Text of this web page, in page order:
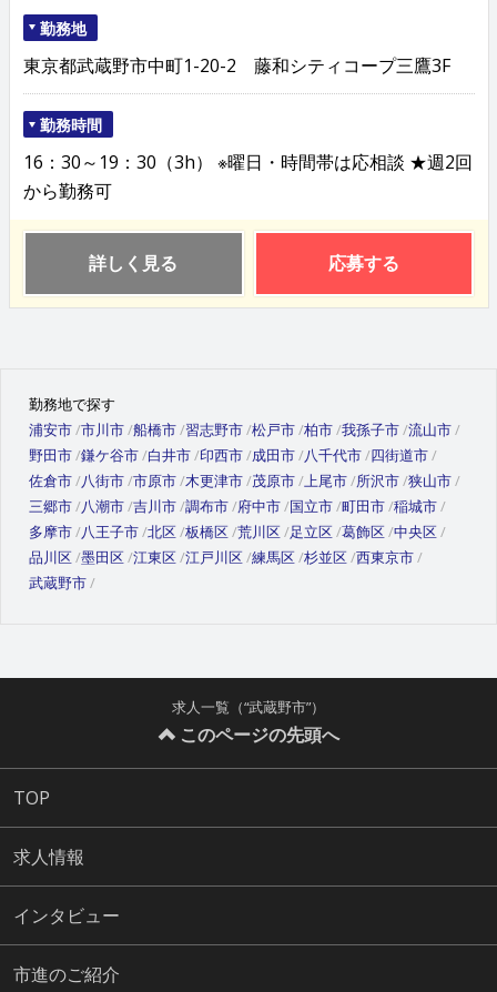
勤務地
東京都武蔵野市中町1-20-2 藤和シティコープ三鷹3F
勤務時間
16：30～19：30（3h） ※曜日・時間帯は応相談 ★週2回
から勤務可
詳しく見る 応募する
勤務地で探す
浦安市 市川市 船橋市 習志野市 松戸市 柏市 我孫子市 流山市
野田市 鎌ケ谷市 白井市 印西市 成田市 八千代市 四街道市
佐倉市 八街市 市原市 木更津市 茂原市 上尾市 所沢市 狭山市
三郷市 八潮市 吉川市 調布市 府中市 国立市 町田市 稲城市
多摩市 八王子市 北区 板橋区 荒川区 足立区 葛飾区 中央区
品川区 墨田区 江東区 江戸川区 練馬区 杉並区 西東京市
武蔵野市
求人一覧（“武蔵野市”）
このページの先頭へ
TOP
求人情報
インタビュー
市進のご紹介